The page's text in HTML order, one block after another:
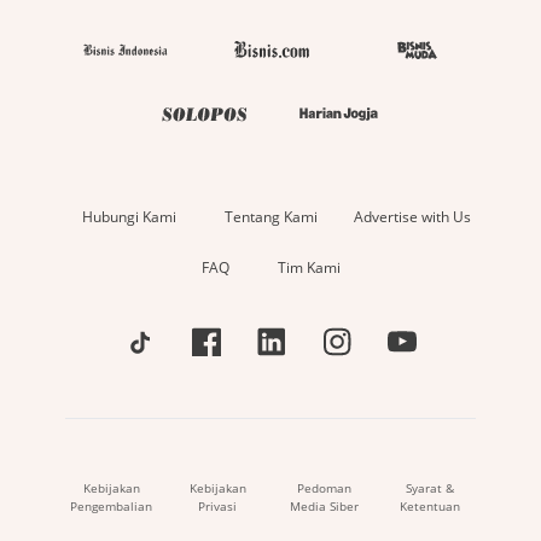
Hubungi Kami Tentang Kami Advertise with Us
FAQ Tim Kami
Kebijakan
Pengembalian
Kebijakan
Privasi
Pedoman
Media Siber
Syarat &
Ketentuan